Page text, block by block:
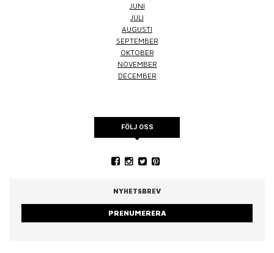
JUNI
JULI
AUGUSTI
SEPTEMBER
OKTOBER
NOVEMBER
DECEMBER
FÖLJ OSS
NYHETSBREV
PRENUMERERA